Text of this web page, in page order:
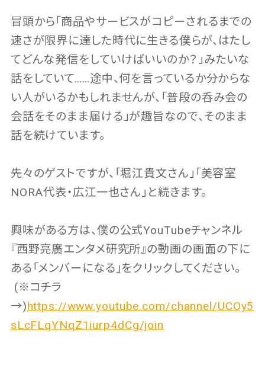
冒頭から「商品やサービスがコピーされるまでの
速さが限界に達した時代に生きる僕らが、はたし
てどんな発信をしていけばいいのか？」みたいな
話をしていて……途中、何を言っているか分からな
い人がいるかもしれませんが、「普段の呑み会の
会話をそのまま届ける」が趣旨なので、そのまま
話を続けています。
先々のゲストですが、「堀江貴文さん」「美容室
NORA代表・広江一也さん」と続きます。
興味がある方は、僕の公式YouTubeチャンネル
『西野亮廣エンタメ研究所』の動画の画面の下に
ある「メンバーになる」をクリックしてください。
(※コチラ
→)https://www.youtube.com/channel/UCOy5
sLcFLqYNqZ1iurp4dCg/join